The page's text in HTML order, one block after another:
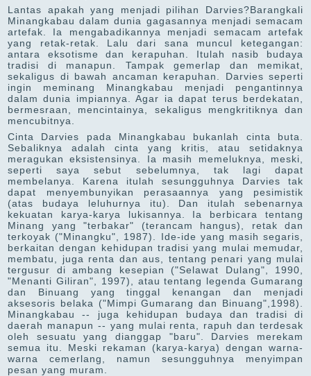
Lantas apakah yang menjadi pilihan Darvies?Barangkali
Minangkabau dalam dunia gagasannya menjadi semacam
artefak. Ia mengabadikannya menjadi semacam artefak
yang retak-retak. Lalu dari sana muncul ketegangan:
antara eksotisme dan kerapuhan. Itulah nasib budaya
tradisi di manapun. Tampak gemerlap dan memikat,
sekaligus di bawah ancaman kerapuhan. Darvies seperti
ingin meminang Minangkabau menjadi pengantinnya
dalam dunia impiannya. Agar ia dapat terus berdekatan,
bermesraan, mencintainya, sekaligus mengkritiknya dan
mencubitnya.
Cinta Darvies pada Minangkabau bukanlah cinta buta.
Sebaliknya adalah cinta yang kritis, atau setidaknya
meragukan eksistensinya. Ia masih memeluknya, meski,
seperti saya sebut sebelumnya, tak lagi dapat
membelanya. Karena itulah sesungguhnya Darvies tak
dapat menyembunyikan perasaannya yang pesimistik
(atas budaya leluhurnya itu). Dan itulah sebenarnya
kekuatan karya-karya lukisannya. Ia berbicara tentang
Minang yang "terbakar" (terancam hangus), retak dan
terkoyak ("Minangku", 1987). Ide-ide yang masih segaris,
berkaitan dengan kehidupan tradisi yang mulai memudar,
membatu, juga renta dan aus, tentang penari yang mulai
tergusur di ambang kesepian ("Selawat Dulang", 1990,
"Menanti Giliran", 1997), atau tentang legenda Gumarang
dan Binuang yang tinggal kenangan dan menjadi
aksesoris belaka ("Mimpi Gumarang dan Binuang",1998).
Minangkabau -- juga kehidupan budaya dan tradisi di
daerah manapun -- yang mulai renta, rapuh dan terdesak
oleh sesuatu yang dianggap "baru". Darvies merekam
semua itu. Meski rekaman (karya-karya) dengan warna-
warna cemerlang, namun sesungguhnya menyimpan
pesan yang muram.